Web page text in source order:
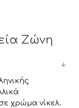
Ζώνη
χρώμα νίκελ.